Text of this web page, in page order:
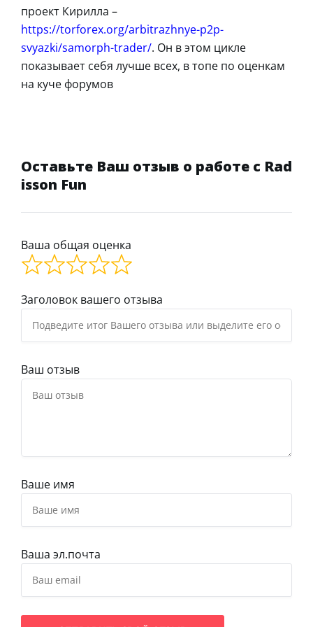
проект Кирилла –
https://torforex.org/arbitrazhnye-p2p-
svyazki/samorph-trader/. Он в этом цикле
показывает себя лучше всех, в топе по оценкам
на куче форумов
Оставьте Ваш отзыв о работе с Rad
isson Fun
Ваша общая оценка
Заголовок вашего отзыва
Ваш отзыв
Ваше имя
Ваша эл.почта